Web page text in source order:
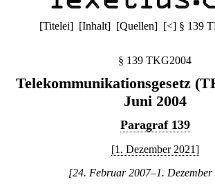
[Titelei] [Inhalt] [Quellen] [<] § 139
§ 139 TKG2004
Telekommunikationsgesetz
Juni 2004
Paragraf 139
[1. Dezember 2021]
[24. Februar 2007–1.